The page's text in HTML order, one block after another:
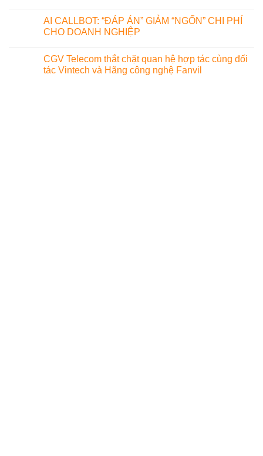
AI CALLBOT: “ĐÁP ÁN” GIẢM “NGỐN” CHI PHÍ
CHO DOANH NGHIỆP
CGV Telecom thắt chặt quan hệ hợp tác cùng đối
tác Vintech và Hãng công nghệ Fanvil